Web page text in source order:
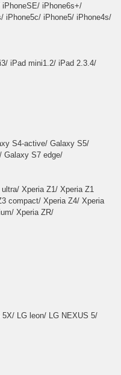
iPhone6s+/
iPhone5c/ iPhone5/ iPhone4s/
iPad mini1.2/ iPad 2.3.4/
S4-active/ Galaxy S5/
Galaxy S7 edge/
Xperia Z1/ Xperia Z1
compact/ Xperia Z4/ Xperia
Xperia ZR/
LG leon/ LG NEXUS 5/